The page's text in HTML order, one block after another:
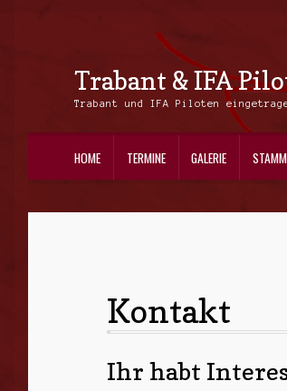
Zur
Navigation
Zum
Inhalt
Trabant & IFA
Trabant und IFA Piloten
HOME TERMINE GALERIE
Kontakt
Ihr habt